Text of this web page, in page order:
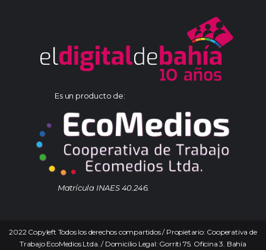
Es un producto de:
Matrícula INAES 40.246.
2022 Copyleft Todos los derechos compartidos / Propietario: Cooperativa de
Trabajo EcoMedios Ltda. / Domicilio Legal: Gorriti 75. Oficina 3. Bahía